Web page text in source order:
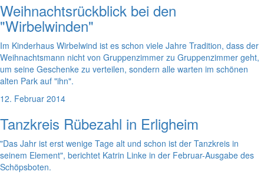
Weihnachtsrückblick bei den
"Wirbelwinden"
Im Kinderhaus Wirbelwind ist es schon viele Jahre Tradition, dass der
Weihnachtsmann nicht von Gruppenzimmer zu Gruppenzimmer geht,
um seine Geschenke zu verteilen, sondern alle warten im schönen
alten Park auf "ihn".
12. Februar 2014
Tanzkreis Rübezahl in Erligheim
"Das Jahr ist erst wenige Tage alt und schon ist der Tanzkreis in
seinem Element", berichtet Katrin Linke in der Februar-Ausgabe des
Schöpsboten.